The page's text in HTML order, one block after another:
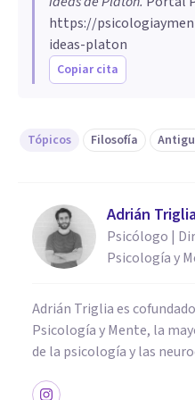
https://
ideas-platon
Copiar cita
Tópicos Filosofía
Adrián
Psicólogo |
Psicología y
Adrián Triglia es
Psicología y Mente, la
de la psicología y las